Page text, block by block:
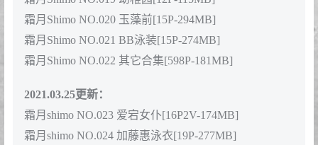
霜月Shimo NO.007 幻想金瓶梅 [26P-12MB]
霜月Shimo NO.008 爱宕[12P-275MB]
霜月Shimo NO.009 巴麻美[18P-363MB]
霜月Shimo NO.010 可畏[19P-274MB]
霜月Shimo NO.011 玛修女仆[14P-131MB]
霜月Shimo NO.012 巧克力[16P-279MB]
霜月Shimo NO.013 情[14P-289MB]